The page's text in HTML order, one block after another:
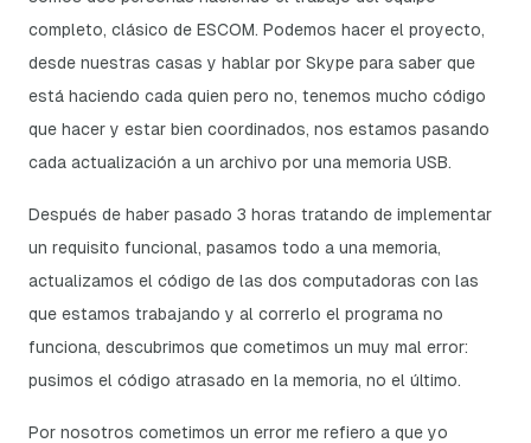
completo, clásico de ESCOM. Podemos hacer el proyecto,
desde nuestras casas y hablar por Skype para saber que
está haciendo cada quien pero no, tenemos mucho código
que hacer y estar bien coordinados, nos estamos pasando
cada actualización a un archivo por una memoria USB.
Después de haber pasado 3 horas tratando de implementar
un requisito funcional, pasamos todo a una memoria,
actualizamos el código de las dos computadoras con las
que estamos trabajando y al correrlo el programa no
funciona, descubrimos que cometimos un muy mal error:
pusimos el código atrasado en la memoria, no el último.
Por nosotros cometimos un error me refiero a que yo